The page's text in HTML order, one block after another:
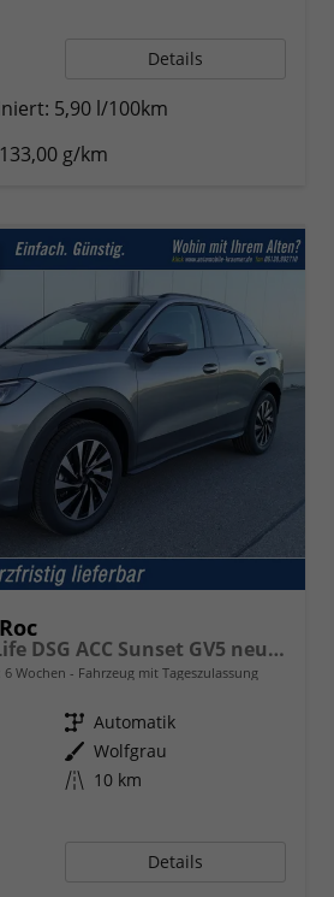
Details
5,90 l/100km
133,00 g/km
1.5 eTSI 110 kW Life DSG ACC Sunset GV5 neues Modell
6 Wochen Fahrzeug mit Tageszulassung
Getriebe Automatik
Außenfarbe Wolfgrau
Kilometerstand 10 km
Details